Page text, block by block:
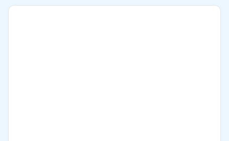
семье, где было пятеро детей. Родители уходили на